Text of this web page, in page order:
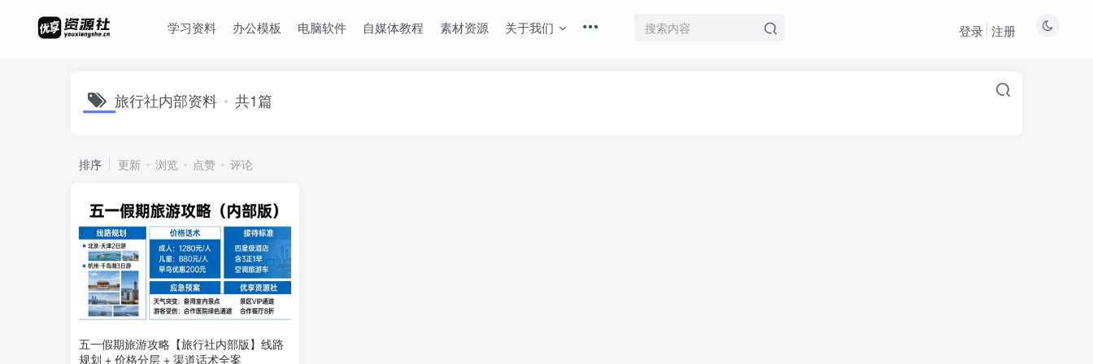
学习资料 办公模板 电脑软件 自媒体教程 素材资源 关于我们 登录 注册
旅行社内部资料 共1篇
排序 更新 浏览 点赞 评论
五一假期旅游攻略【旅行社内部版】线路
规划 + 价格分层 + 渠道话术全案